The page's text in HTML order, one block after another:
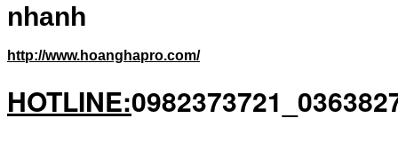
nhanh
http://www.hoanghapro.com/
HOTLINE: